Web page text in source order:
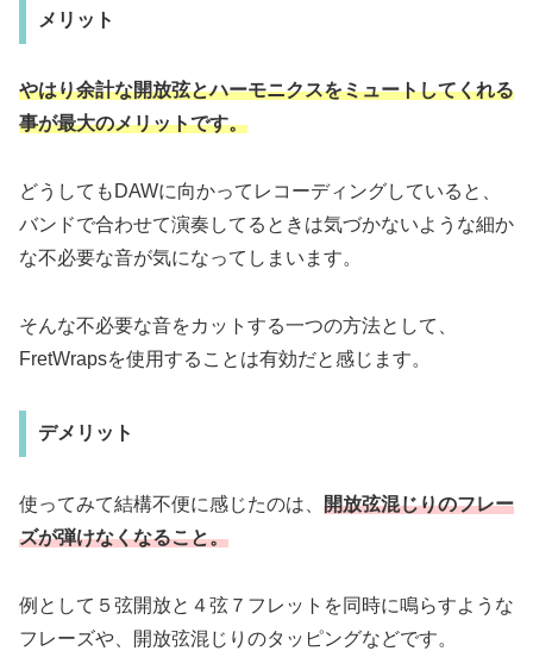
メリット
やはり余計な開放弦とハーモニクスをミュートしてくれる
事が最大のメリットです。
どうしてもDAWに向かってレコーディングしていると、
バンドで合わせて演奏してるときは気づかないような細か
な不必要な音が気になってしまいます。
そんな不必要な音をカットする一つの方法として、
FretWrapsを使用することは有効だと感じます。
デメリット
使ってみて結構不便に感じたのは、 開放弦混じりのフレー
ズが弾けなくなること。
例として５弦開放と４弦７フレットを同時に鳴らすような
フレーズや、開放弦混じりのタッピングなどです。